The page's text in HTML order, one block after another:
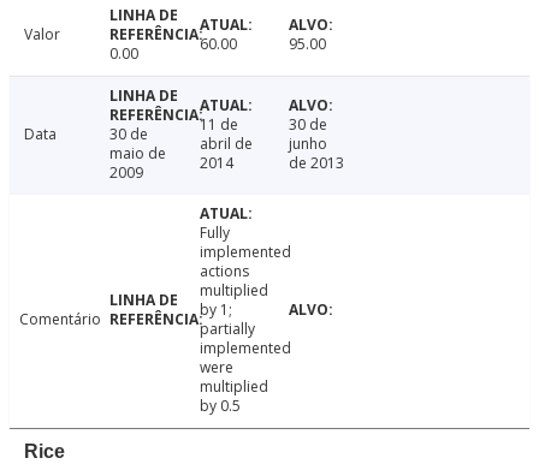
Valor
0.00
60.00 95.00
Data
30 de
maio de
2009
11 de
abril de
2014
30 de
junho
de 2013
Comentário
Fully
implemented
actions
multiplied
by 1;
partially
implemented
were
multiplied
by 0.5
Rice